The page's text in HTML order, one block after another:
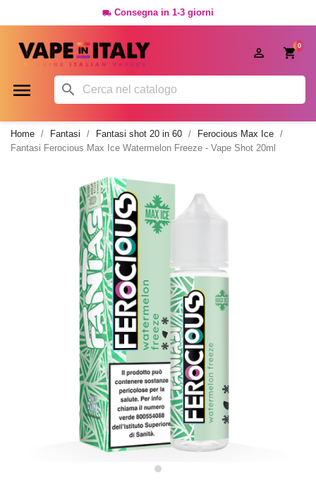
 Consegna in 1-3 giorni
0

 
Home Fantasi Fantasi shot 20 in 60
Ferocious Max Ice
Fantasi Ferocious Max Ice Watermelon Freeze - Vape Shot 20ml